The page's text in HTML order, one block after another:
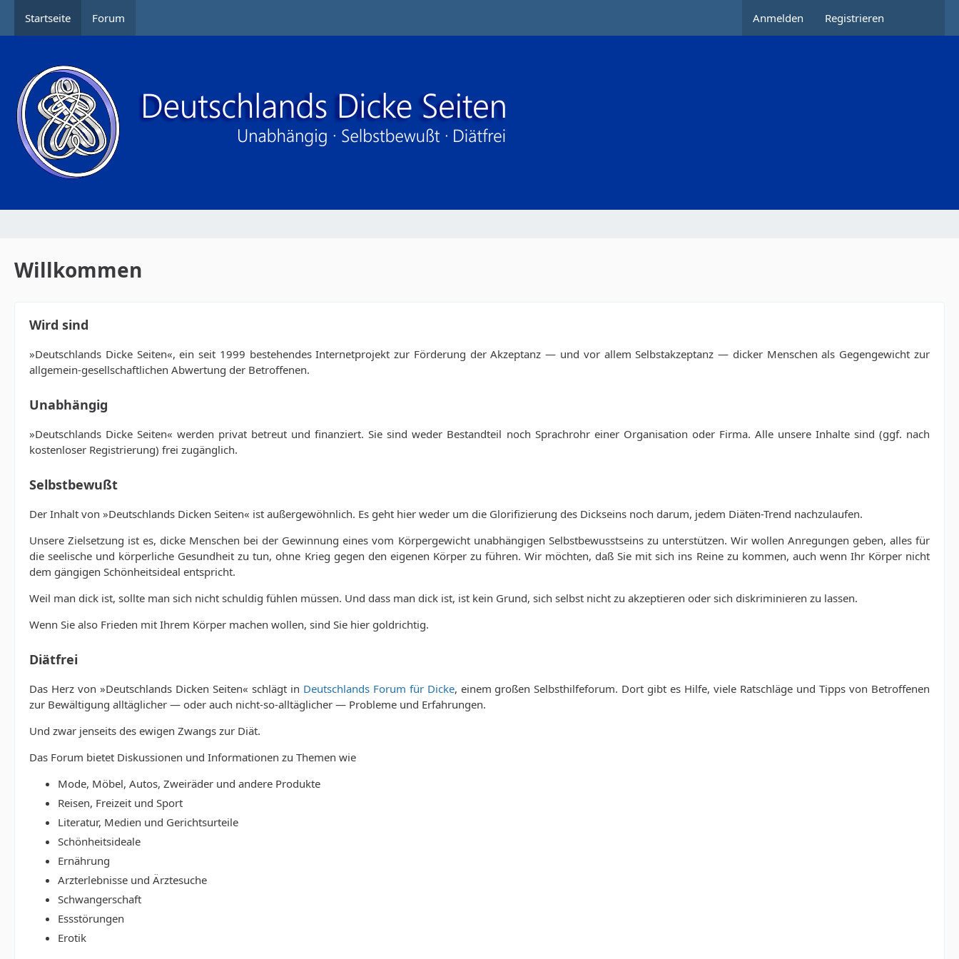
Startseite Forum Anmelden Registrieren
Willkommen
Wird sind
»Deutschlands Dicke Seiten«, ein seit 1999 bestehendes Internetprojekt zur Förderung der Akzeptanz — und vor allem Selbstakzeptanz — dicker Menschen als Gegengewicht zur
allgemein-gesellschaftlichen Abwertung der Betroffenen.
Unabhängig
»Deutschlands Dicke Seiten« werden privat betreut und finanziert. Sie sind weder Bestandteil noch Sprachrohr einer Organisation oder Firma. Alle unsere Inhalte sind (ggf. nach
kostenloser Registrierung) frei zugänglich.
Selbstbewußt
Der Inhalt von »Deutschlands Dicken Seiten« ist außergewöhnlich. Es geht hier weder um die Glorifizierung des Dickseins noch darum, jedem Diäten-Trend nachzulaufen.
Unsere Zielsetzung ist es, dicke Menschen bei der Gewinnung eines vom Körpergewicht unabhängigen Selbstbewusstseins zu unterstützen. Wir wollen Anregungen geben, alles für
die seelische und körperliche Gesundheit zu tun, ohne Krieg gegen den eigenen Körper zu führen. Wir möchten, daß Sie mit sich ins Reine zu kommen, auch wenn Ihr Körper nicht
dem gängigen Schönheitsideal entspricht.
Weil man dick ist, sollte man sich nicht schuldig fühlen müssen. Und dass man dick ist, ist kein Grund, sich selbst nicht zu akzeptieren oder sich diskriminieren zu lassen.
Wenn Sie also Frieden mit Ihrem Körper machen wollen, sind Sie hier goldrichtig.
Diätfrei
Das Herz von »Deutschlands Dicken Seiten« schlägt in Deutschlands Forum für Dicke, einem großen Selbsthilfeforum. Dort gibt es Hilfe, viele Ratschläge und Tipps von Betroffenen
zur Bewältigung alltäglicher — oder auch nicht-so-alltäglicher — Probleme und Erfahrungen.
Und zwar jenseits des ewigen Zwangs zur Diät.
Das Forum bietet Diskussionen und Informationen zu Themen wie
Mode, Möbel, Autos, Zweiräder und andere Produkte
Reisen, Freizeit und Sport
Literatur, Medien und Gerichtsurteile
Schönheitsideale
Ernährung
Arzterlebnisse und Ärztesuche
Schwangerschaft
Essstörungen
Erotik